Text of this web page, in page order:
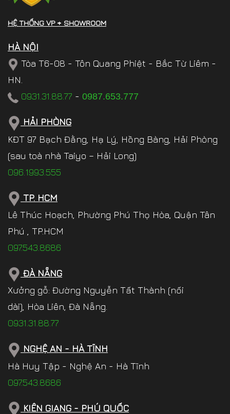
HỆ THỐNG VP + SHOWROOM
HÀ NỘI
Tòa T6-08 - Tôn Quang Phiệt - Bắc Từ Liêm -
HN.
0931.31.88.77 - 0987.653.777
HẢI PHÒNG
KĐT 97 Bạch Đằng, Hạ Lý, Hồng Bàng, Hải Phòng
(sau toà nhà Taiyo – Hải Long)
096.1993.555
TP. HCM
Lê Thúc Hoạch, Phường Phú Thọ Hòa, Quận Tân
Phú , TP.HCM
097.543.8686
ĐÀ NẴNG
Xưởng gỗ: Đường Nguyễn Tất Thành (nối
dài), Hòa Liên, Đà Nẵng.
0931.31.88.77
NGHỆ AN - HÀ TĨNH
Hà Huy Tập - Nghệ An - Hà Tĩnh
097.543.8686
KIÊN GIANG - PHÚ QUỐC